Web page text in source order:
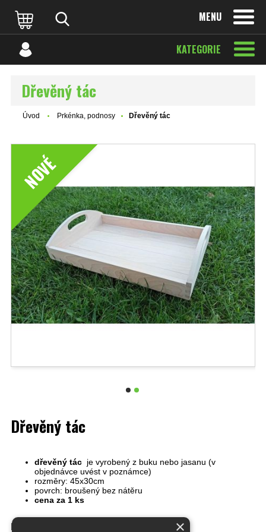
MENU
KATEGORIE
Dřevěný tác
Úvod Prkénka, podnosy Dřevěný tác
NOVÉ
Dřevěný tác
dřevěný tác je vyrobený z buku nebo jasanu (v
objednávce uvést v poznámce)
rozměry: 45x30cm
povrch: broušený bez nátěru
cena za 1 ks
×